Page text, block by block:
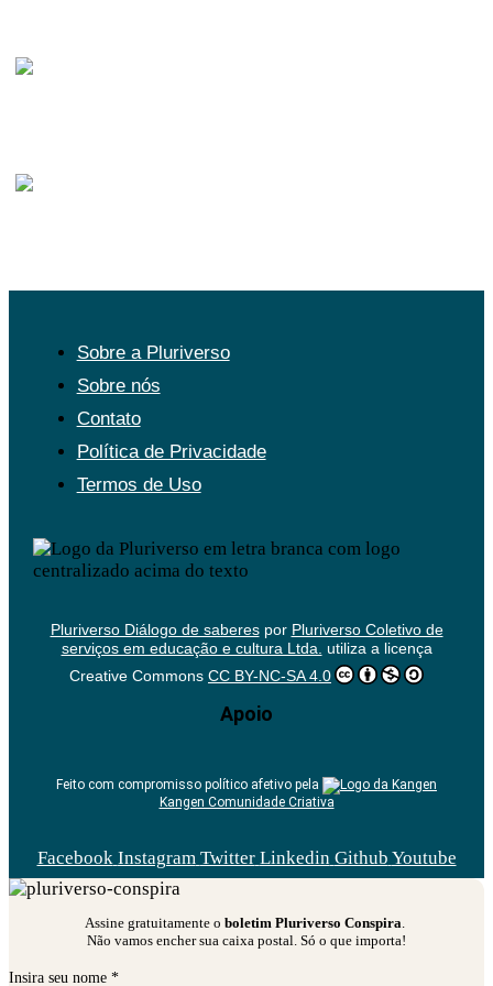
Sobre a Pluriverso
Sobre nós
Contato
Política de Privacidade
Termos de Uso
Pluriverso Diálogo de saberespor Pluriverso Coletivo de
serviços em educação e cultura Ltda. utiliza a licença
Creative Commons CC BY-NC-SA 4.0
Apoio
Feito com compromisso político afetivo pela
Kangen Comunidade Criativa
Facebook Instagram Twitter Linkedin Github Youtube
Assine gratuitamente o boletim Pluriverso Conspira.
Não vamos encher sua caixa postal. Só o que importa!
Insira seu nome *